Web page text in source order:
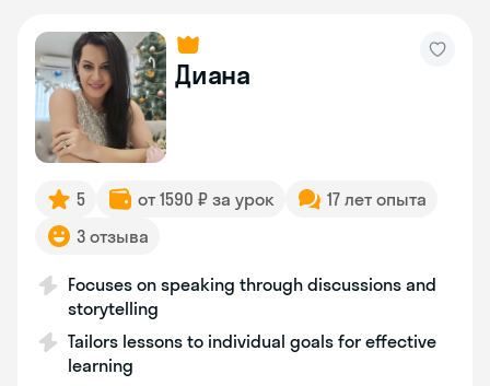
Диана
5 от 1590 ₽ за урок
17 лет опыта
3 отзыва
Focuses on speaking through discussions and
storytelling
Tailors lessons to individual goals for effective
learning